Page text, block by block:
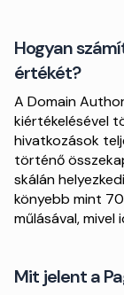
Hogyan
értékét?
A Domain
kiértékelésével
hivatkozások
történő
skálán
könyebb mint
műlásával, mivel
Mit jelent a